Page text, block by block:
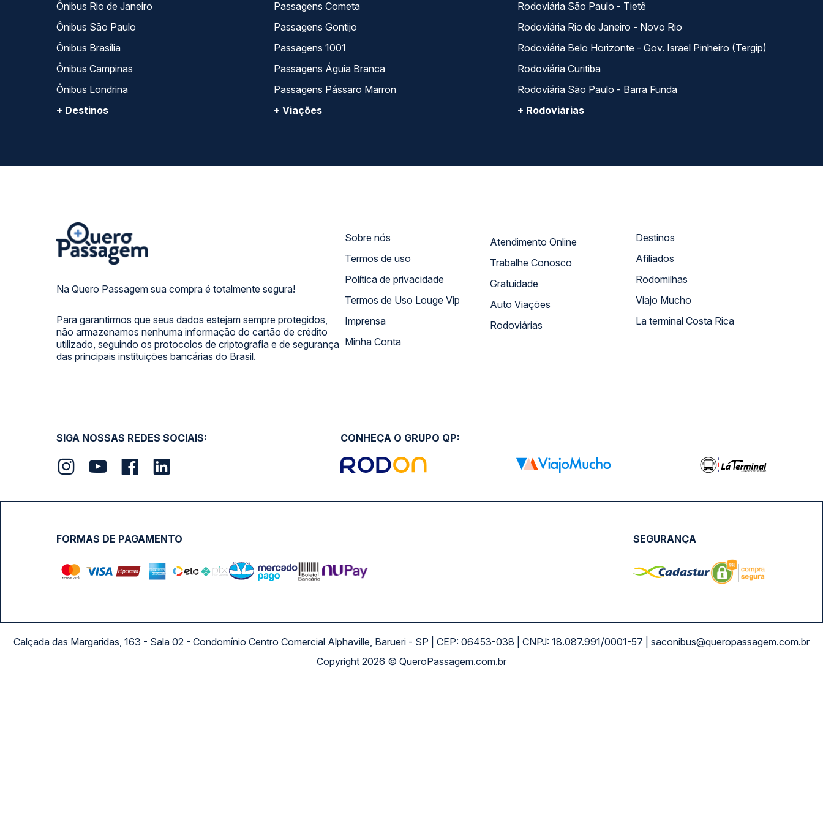
Ônibus Rio de Janeiro
Ônibus São Paulo
Ônibus Brasília
Ônibus Campinas
Ônibus Londrina
+ Destinos
Passagens Cometa
Passagens Gontijo
Passagens 1001
Passagens Águia Branca
Passagens Pássaro Marron
+ Viações
Rodoviária São Paulo - Tietê
Rodoviária Rio de Janeiro - Novo Rio
Rodoviária Belo Horizonte - Gov. Israel Pinheiro (Tergip)
Rodoviária Curitiba
Rodoviária São Paulo - Barra Funda
+ Rodoviárias
Na Quero Passagem sua compra é totalmente segura!
Para garantirmos que seus dados estejam sempre protegidos,
não armazenamos nenhuma informação do cartão de crédito
utilizado, seguindo os protocolos de criptografia e de segurança
das principais instituições bancárias do Brasil.
Sobre nós
Termos de uso
Política de privacidade
Termos de Uso Louge Vip
Imprensa
Minha Conta
Atendimento Online
Trabalhe Conosco
Gratuidade
Auto Viações
Rodoviárias
Destinos
Afiliados
Rodomilhas
Viajo Mucho
La terminal Costa Rica
SIGA NOSSAS REDES SOCIAIS: CONHEÇA O GRUPO QP:
FORMAS DE PAGAMENTO SEGURANÇA
Calçada das Margaridas, 163 - Sala 02 - Condomínio Centro Comercial Alphaville, Barueri - SP | CEP: 06453-038 | CNPJ: 18.087.991/0001-57 | saconibus@queropassagem.com.br
Copyright 2026 © QueroPassagem.com.br